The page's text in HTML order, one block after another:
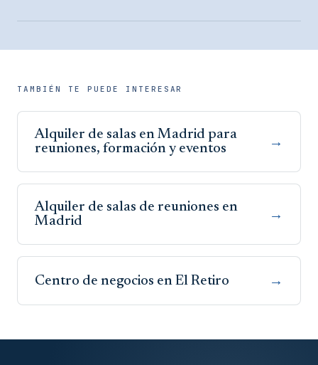
TAMBIÉN TE PUEDE INTERESAR
Alquiler de salas en Madrid para
reuniones, formación y eventos
→
Alquiler de salas de reuniones en
Madrid
→
Centro de negocios en El Retiro →